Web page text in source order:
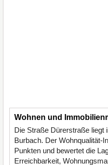
Wohnen und
Die Straße Dürerstraße liegt
Burbach. Der Wohnqualität-
Punkten und bewertet die
Erreichbarkeit,